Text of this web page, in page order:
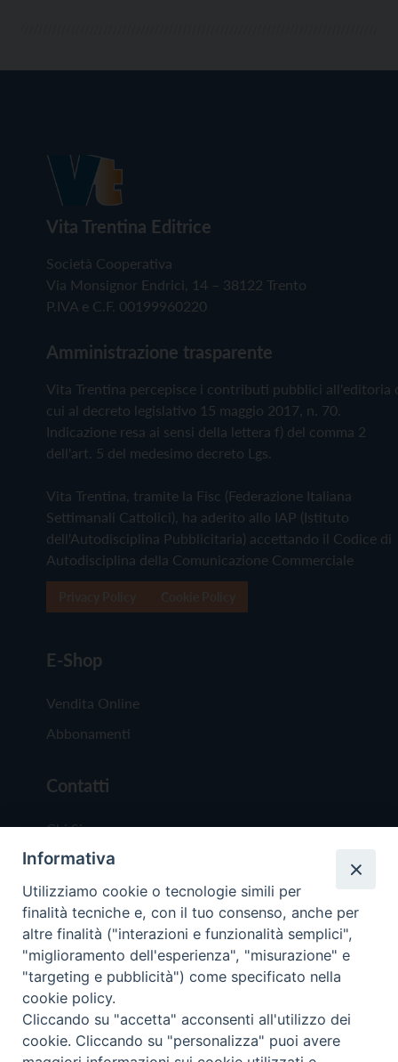
Vita Trentina Editrice
Società Cooperativa
Via Monsignor Endrici, 14 – 38122 Trento
P.IVA e C.F. 00199960220
Amministrazione trasparente
Vita Trentina percepisce i contributi pubblici all'editoria
cui al decreto legislativo 15 maggio 2017, n. 70.
Indicazione resa ai sensi della lettera f) del comma 2
dell'art. 5 del medesimo decreto Lgs.
Vita Trentina, tramite la Fisc (Federazione Italiana
Settimanali Cattolici), ha aderito allo IAP (Istituto
dell'Autodisciplina Pubblicitaria) accettando il Codice di
Autodisciplina della Comunicazione Commerciale
E-Shop
Vendita Online
Abbonamenti
Contatti
Chi Siamo
Redazione
Scrivici
Copyright © 2019 - Tutti i diritti riservati - Vita
Trentina Editrice
Informativa
Utilizziamo cookie o tecnologie simili per
finalità tecniche e, con il tuo consenso, anche per
altre finalità ("interazioni e funzionalità semplici",
"miglioramento dell'esperienza", "misurazione" e
"targeting e pubblicità") come specificato nella
cookie policy.
Cliccando su "accetta" acconsenti all'utilizzo dei
cookie. Cliccando su "personalizza" puoi avere